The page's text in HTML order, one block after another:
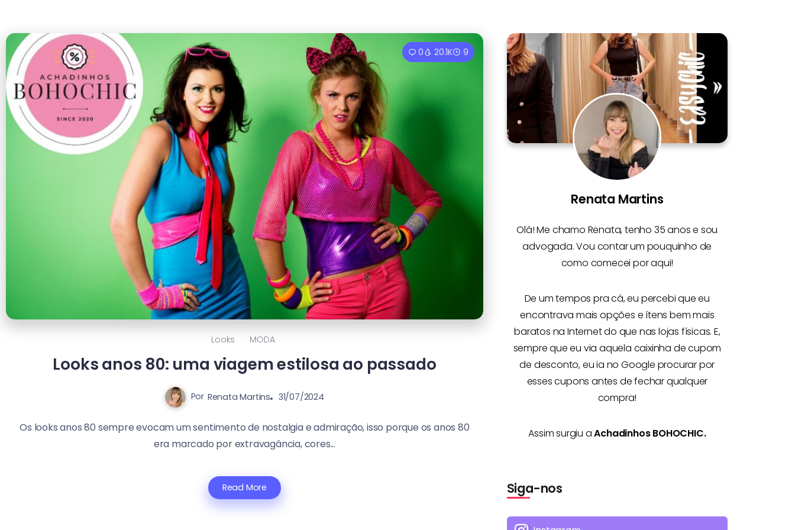
0 20.1K 9
Looks MODA
Looks anos 80: uma viagem estilosa ao passado
Por Renata Martins 31/07/2024
Os looks anos 80 sempre evocam um sentimento de nostalgia e admiração, isso porque os anos 80
era marcado por extravagância, cores...
Read More
Renata Martins
Olá! Me chamo Renata, tenho 35 anos e sou
advogada. Vou contar um pouquinho de
como comecei por aqui!
De um tempos pra cá, eu percebi que eu
encontrava mais opções eítens bem mais
baratos na Internetdo que nas lojas físicas. E,
sempre que eu via aquela caixinha de cupom
de desconto, eu ia no Google procurar por
esses cupons antes de fechar qualquer
compra!
Assim surgiu aAchadinhos BOHOCHIC.
Siga-nos